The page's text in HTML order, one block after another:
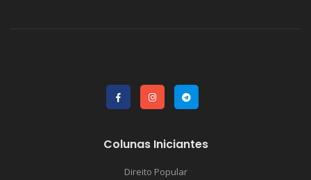
Colunas Iniciantes
Direito Popular